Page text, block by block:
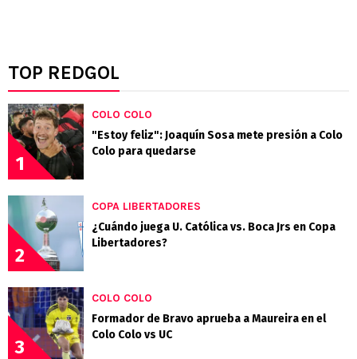
TOP REDGOL
1
COLO COLO
"Estoy feliz": Joaquín Sosa mete presión a Colo
Colo para quedarse
2
COPA LIBERTADORES
¿Cuándo juega U. Católica vs. Boca Jrs en Copa
Libertadores?
3
COLO COLO
Formador de Bravo aprueba a Maureira en el
Colo Colo vs UC